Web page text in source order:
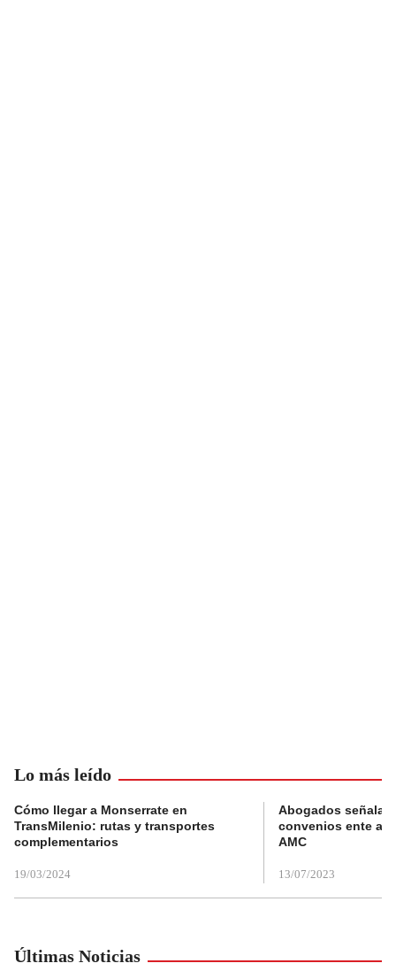
Lo más leído
Cómo llegar a Monserrate en
TransMilenio: rutas y transportes
complementarios
19/03/2024
Abogados
convenios ente
AMC
13/07/2023
Últimas Noticias